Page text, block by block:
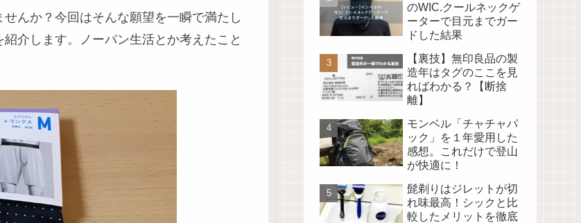
んか？今回はそんな願望を一瞬で満たし
介します。ノーパン生活とか考えたこと
のWIC.クールネックゲ
ーターで目元までガー
ドした結果
【裏技】無印良品の製
造年はタグのここを見
ればわかる？【断捨
離】
モンベル「チャチャパ
ック」を１年愛用した
感想。これだけで登山
が快適に！
髭剃りはジレットが切
れ味最高！シックと比
較したメリットを徹底